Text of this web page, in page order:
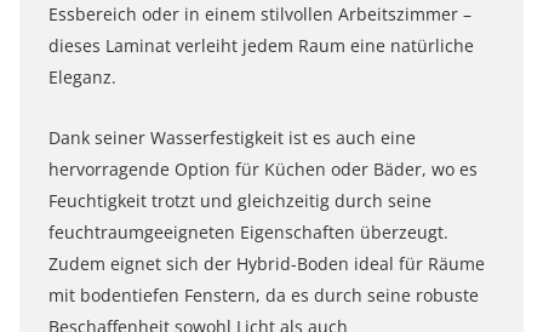
Essbereich oder in einem stilvollen Arbeitszimmer –
dieses Laminat verleiht jedem Raum eine natürliche
Eleganz.
Dank seiner Wasserfestigkeit ist es auch eine
hervorragende Option für Küchen oder Bäder, wo es
Feuchtigkeit trotzt und gleichzeitig durch seine
feuchtraumgeeigneten Eigenschaften überzeugt.
Zudem eignet sich der Hybrid-Boden ideal für Räume
mit bodentiefen Fenstern, da es durch seine robuste
Beschaffenheit sowohl Licht als auch